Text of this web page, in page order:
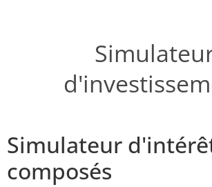
Simulateur
composés